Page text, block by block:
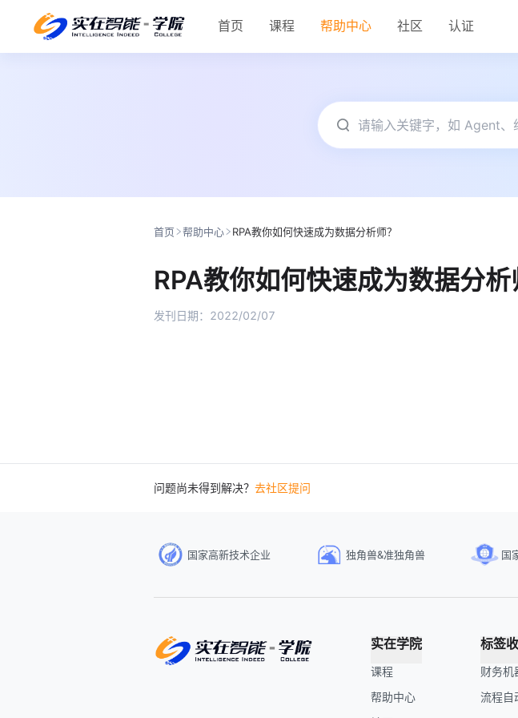
首页 课程 帮助中心 社区 认证
首页 帮助中心 RPA教你如何快速成为数据分析师？
RPA教你如何快速成为数据分析
发刊日期： 2022/02/07
问题尚未得到解决？ 去社区提问
国家高新技术企业 独角兽&准独角兽 国
实在学院
课程
帮助中心
标签
财务机
流程自